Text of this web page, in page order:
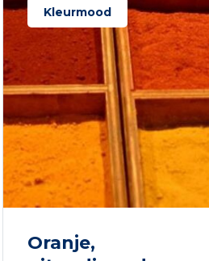
Kleurmood
Oranje,